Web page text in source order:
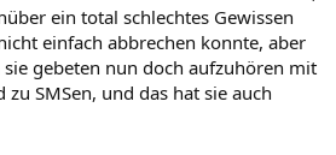
ein total schlechtes Gewissen
einfach abbrechen konnte, aber
sie gebeten nun doch aufzuhören mit
SMSen, und das hat sie auch